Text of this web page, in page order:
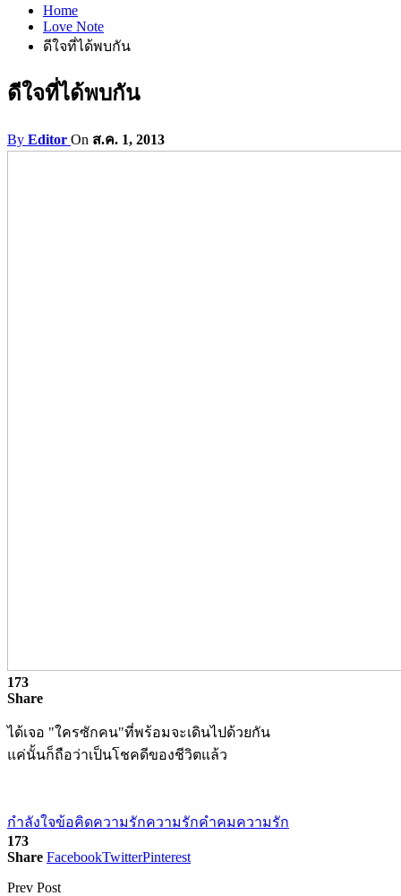
Home
Love Note
ดีใจที่ได้พบกัน
ดีใจที่ได้พบกัน
By Editor On ส.ค. 1, 2013
173
Share
ได้เจอ "ใครซักคน"ที่พร้อมจะเดินไปด้วยกัน
แค่นั้นก็ถือว่าเป็นโชคดีของชีวิตแล้ว
กำลังใจข้อคิดความรักความรักคำคมความรัก
173
Share FacebookTwitterPinterest
Prev Post